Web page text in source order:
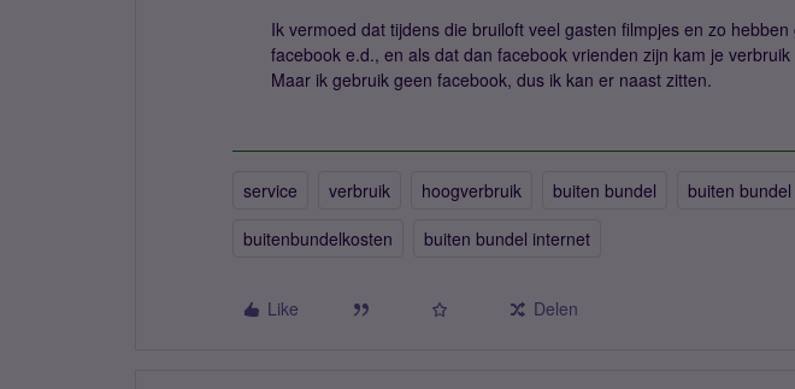
Ik vermoed dat tijdens die bruiloft veel gasten filmpjes en zo
facebook e.d., en als dat dan facebook vrienden zijn kam je
Maar ik gebruik geen facebook, dus ik kan er naast zitten.
service verbruik hoogverbruik buiten bundel
buiten
buitenbundelkosten
buiten bundel internet
Like Delen